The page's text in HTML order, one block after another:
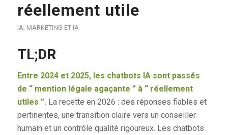
réellement utile
IA, MARKETING ET IA
TL;DR
Entre 2024 et 2025, les chatbots IA sont passés
de “ mention légale agaçante ” à “ réellement
utiles ”. La recette en 2026 : des réponses fiables et
pertinentes, une transition claire vers un conseiller
humain et un contrôle qualité rigoureux. Les chatbots